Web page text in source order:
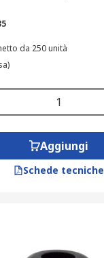
da 250 unità
Aggiungi
Schede tecniche